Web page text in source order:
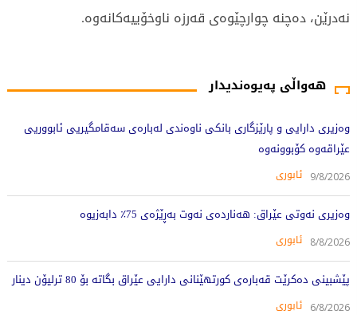
هەواڵی پەیوەندیدار
وەزیری دارایی و پارێزگاری بانکی ناوەندی لەبارەی سەقامگیریی ئابووریی
عێراقەوە کۆبوونەوە
9/8/2026 ئابوری
وەزیری نەوتی عێراق: هەناردەی نەوت بەڕێژەی 75٪ دابەزیوە
8/8/2026 ئابوری
پێشبینی دەکرێت قەبارەی کورتهێنانی دارایی عێراق بگاتە بۆ 80 ترلیۆن دینار
6/8/2026 ئابوری
نەدرێن، دەچنە چوارچێوەی قەرزە ناوخۆییەکانەوە.